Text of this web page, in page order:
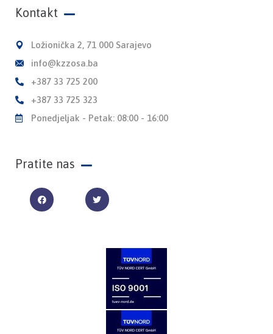
Kontakt
Ložionička 2, 71 000 Sarajevo
info@kzzosa.ba
+387 33 725 200
+387 33 725 323
Ponedjeljak - Petak: 08:00 - 16:00
Pratite nas